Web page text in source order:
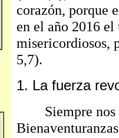
corazón, porque
en el año 2016
misericordiosos,
5,7).
1. La fuerza
Siempre nos